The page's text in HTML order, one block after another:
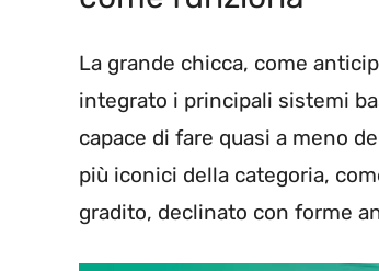
La grande chicca, come
integrato i principali sistemi
capace di fare quasi a meno
più iconici della categoria,
gradito, declinato con forme